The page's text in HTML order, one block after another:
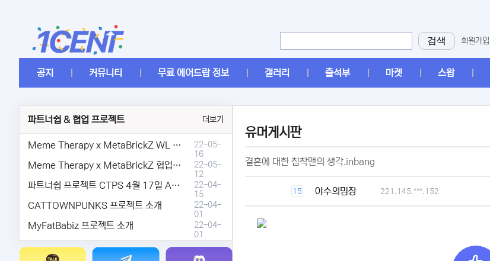
검색 회원가입
공지 커뮤니티 무료 에어드랍 정보 갤러리 출석부 마켓 스왑
파트너쉽 & 협업 프로젝트 더보기
Meme Therapy x MetaBrickZ WL & AriDrop 이벤트 결과안내!
22-05-
16
Meme Therapy x MetaBrickZ 협업 & WL , AriDrop 이벤트 안내 [1]
22-05-
12
파트너쉽 프로젝트 CTPS 4월 17일 AMA안내.
22-04-
15
CATTOWNPUNKS 프로젝트 소개
22-04-
01
MyFatBabiz 프로젝트 소개
22-04-
01
유머게시판
결혼에 대한 침착맨의 생각.inbang
15 야수의밈장 221.145.***.152